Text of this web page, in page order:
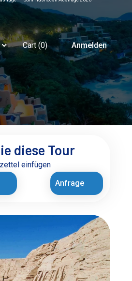
Cart (0) Anmelden
diese Tour
einfügen
Anfrage